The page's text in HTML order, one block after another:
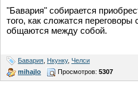
"Бавария" собирается
того, как сложатся
общаются между собой.
Бавария Нкунку, Челси
mihajlo
Просмотров: 5307